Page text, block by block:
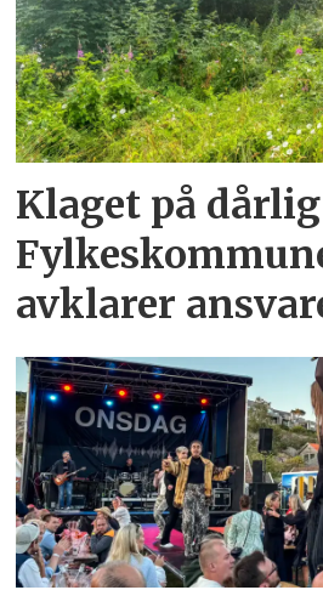
Klaget på
avklarer